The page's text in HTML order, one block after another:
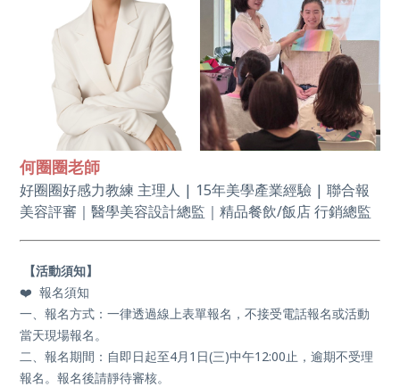
何圈圈老師
好圈圈好感力教練 主理人 | 15年美學產業經驗 | 聯合報
美容評審｜醫學美容設計總監｜精品餐飲/飯店 行銷總監
【活動須知】
❤️ 報名須知
一、報名方式：一律透過線上表單報名，不接受電話報名或活動
當天現場報名。
二、報名期間：自即日起至4月1 日(三)中午12:00 止，逾期不受理
報名。報名後請靜待審核。